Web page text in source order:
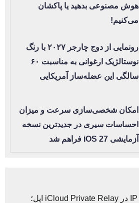
هوش مصنوعی بدهید یا پاکشان
می‌کنیم!
رونمایی از دوج چارجر ۲۰۲۷ با رنگ
نوستالژیک ارغوانی به مناسبت ۶۰
سالگی این عضله‌ساز آمریکایی
امکان شخصی‌سازی سرعت و میزان
احساسات سیری در جدیدترین نسخه
آزمایشی iOS 27 فراهم شد
افشای نشت آدرس IP در iCloud Private Relay اپل؛